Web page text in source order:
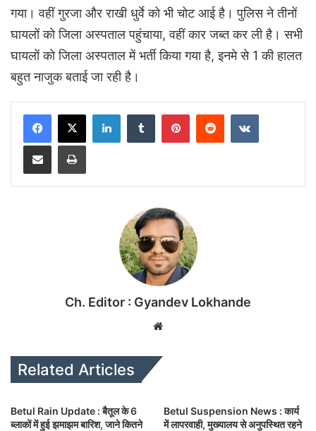
गया। वहीं गुरजा और राखी धुर्वे को भी चोट आई है। पुलिस ने तीनों
घायलों को जिला अस्पताल पहुंचाया, वहीं कार जब्त कर ली है। सभी
घायलों को जिला अस्पताल में भर्ती किया गया है, इनमे से 1 की हालत
बहुत नाजुक बताई जा रही है।
Ch. Editor : Gyandev Lokhande
Related Articles
Betul Rain Update : बैतूल के 6
ब्लाकों में हुई झमाझम बारिश, जाने कितने
Betul Suspension News : कार्य
में लापरवाही, मुख्यालय से अनुपस्थित रहने